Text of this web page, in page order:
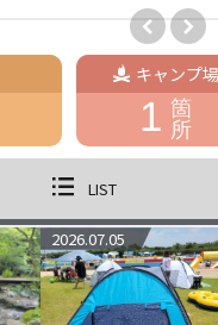
キャンプ場
1 箇
所
LIST
2026.07.05